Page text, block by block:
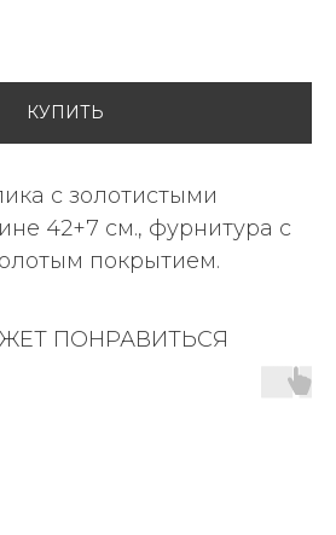
КУПИТЬ
с золотистыми
42+7 см., фурнитура с
покрытием.
ПОНРАВИТЬСЯ